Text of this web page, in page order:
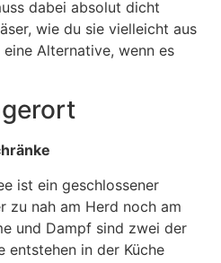
dabei absolut dicht
wie du sie vielleicht aus
Alternative, wenn es
ist ein geschlossener
zu nah am Herd noch am
und Dampf sind zwei der
entstehen in der Küche